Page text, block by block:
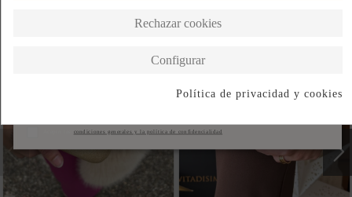
condiciones generales y la política de confidencialidad
Rechazar cookies
Configurar
Política de privacidad y cookies